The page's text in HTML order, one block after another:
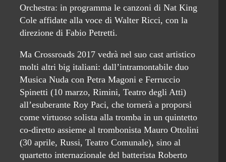
Orchestra: in programma le canzoni di Nat King
Cole affidate alla voce di Walter Ricci, con la
direzione di Fabio Petretti.
Ma Crossroads 2017 vedrà nel suo cast artistico
molti altri big italiani: dall’intramontabile duo
Musica Nuda con Petra Magoni e Ferruccio
Spinetti (10 marzo, Rimini, Teatro degli Atti)
all’esuberante Roy Paci, che tornerà a proporsi
come virtuoso solista alla tromba in un quintetto
co-diretto assieme al trombonista Mauro Ottolini
(30 aprile, Russi, Teatro Comunale), sino al
quartetto internazionale del batterista Roberto